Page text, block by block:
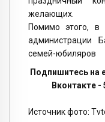
желающих.
Помимо этого, в
администрации
семей-юбиляров
Подпишитесь на
Вконтакте
Источник фото: